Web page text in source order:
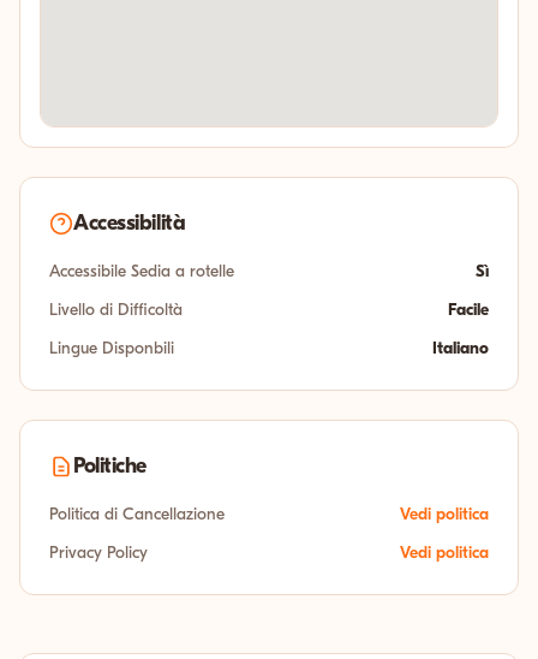
Accessibilità
Accessibile Sedia a rotelle
Sì
Livello di Difficoltà
Facile
Lingue Disponbili
Italiano
Politiche
Politica di Cancellazione
Vedi politica
Privacy Policy
Vedi politica